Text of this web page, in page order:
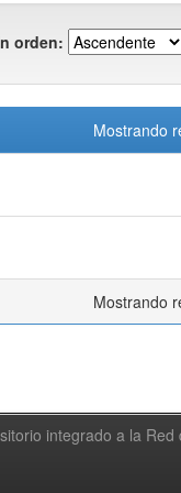
orden:
Mostrando
Mostrando
integrado a la